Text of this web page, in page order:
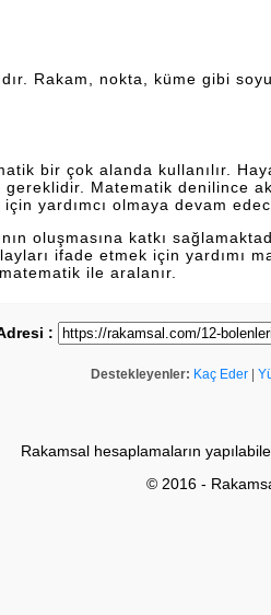
Rakam, nokta, küme gibi
bir çok alanda kullanılır.
gereklidir. Matematik denilince
yardımcı olmaya devam
oluşmasına katkı
ifade etmek için yardımı
ile aralanır.
:
Destekleyenler: Kaç Eder
Rakamsal hesaplamaların
© 2016 -